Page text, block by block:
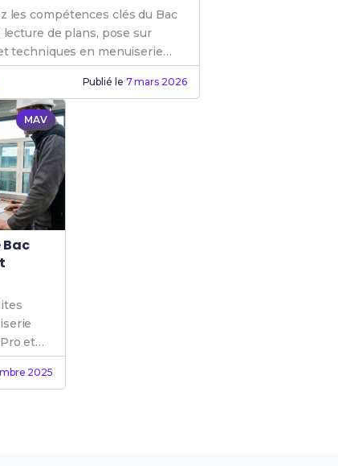
les compétences clés du Bac
lecture de plans, pose sur
techniques en menuiserie
verre pour réussir.
Publié le 7 mars 2026
MAV
Bac
et
2025